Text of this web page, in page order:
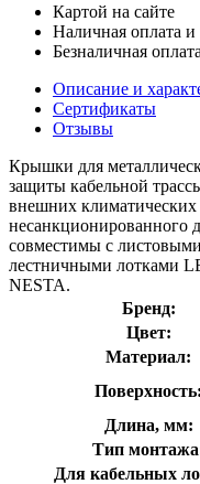
Картой на сайте
Наличная оплата и
Безналичная
Описание и
Сертификаты
Отзывы
Крышки для
защиты кабельной
внешних климатических
несанкционированного
совместимы с
лестничными лотками
NESTA.
Бренд:
Цвет:
Материал:
Поверхность:
Длина, мм:
Тип
Для кабельных